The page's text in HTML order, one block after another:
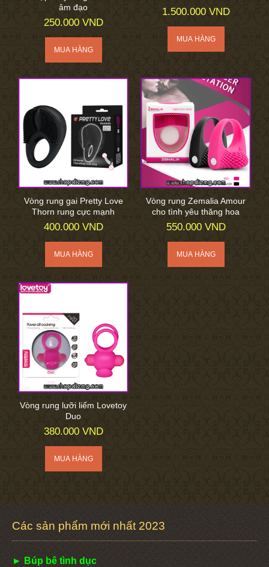
âm đạo
250.000 VND
1.500.000 VND
Vòng rung gai Pretty Love
Thorn rung cực mạnh
400.000 VND
Vòng rung Zemalia Amour
cho tình yêu thăng hoa
550.000 VND
Vòng rung lưỡi liếm Lovetoy
Duo
380.000 VND
Các sản phẩm mới nhất 2023
► Búp bê tình dục